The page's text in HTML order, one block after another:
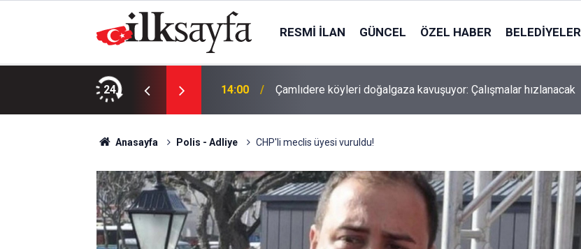
RESMI İLAN GÜNCEL ÖZEL HABER BELEDIYELER
24
4 TIR yola çıktı 14:00 Çamlıdere köyleri doğalgaza kavuşuyor: Çalışmalar hızlanacak
Anasayfa Polis - Adliye CHP'li meclis üyesi vuruldu!